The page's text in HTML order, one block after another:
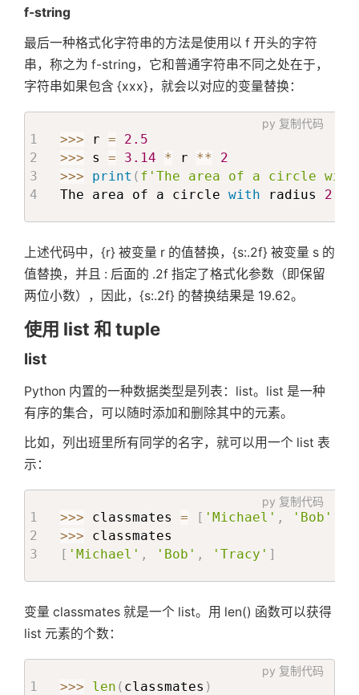
f-string
最后一种格式化字符串的方法是使用以 f 开头的字符
串，称之为 f-string，它和普通字符串不同之处在于，
字符串如果包含 {xxx}，就会以对应的变量替换：
py 复制代码
>>> r =
2.5
>>> s = 3.14 * r **
2
>>> print ( f'The area of a circle
The area of a circle with radius 2.5
上述代码中，{r} 被变量 r 的值替换，{s:.2f} 被变量 s 的
值替换，并且 : 后面的 .2f 指定了格式化参数（即保留
两位小数），因此，{s:.2f} 的替换结果是 19.62。
使用 list 和 tuple
list
Python 内置的一种数据类型是列表：list。list 是一种
有序的集合，可以随时添加和删除其中的元素。
比如，列出班里所有同学的名字，就可以用一个 list 表
示：
py 复制代码
>>> classmates = [ 'Michael' , 'Bob'
>>>
[ 'Michael' , 'Bob' , 'Tracy' ]
变量 classmates 就是一个 list。用 len() 函数可以获得
list 元素的个数：
py 复制代码
>>> len ( classmates )